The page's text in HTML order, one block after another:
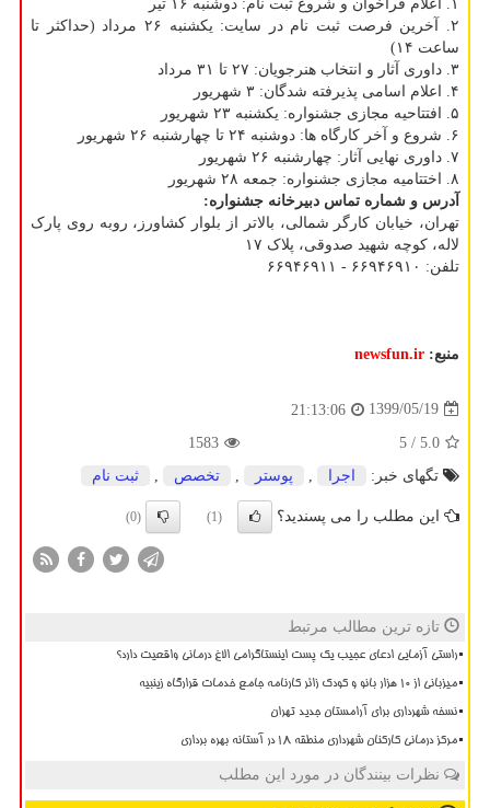
۱. اعلام فراخوان و شروع ثبت نام: دوشنبه ۱۶ تیر
۲. آخرین فرصت ثبت نام در سایت: یکشنبه ۲۶ مرداد (حداکثر تا
ساعت ۱۴)
۳. داوری آثار و انتخاب هنرجویان: ۲۷ تا ۳۱ مرداد
۴. اعلام اسامی پذیرفته شدگان: ۳ شهریور
۵. افتتاحیه مجازی جشنواره: یکشنبه ۲۳ شهریور
۶. شروع و آخر کارگاه ها: دوشنبه ۲۴ تا چهارشنبه ۲۶ شهریور
۷. داوری نهایی آثار: چهارشنبه ۲۶ شهریور
۸. اختتامیه مجازی جشنواره: جمعه ۲۸ شهریور
آدرس و شماره تماس دبیرخانه جشنواره:
تهران، خیابان کارگر شمالی، بالاتر از بلوار کشاورز، روبه روی پارک
لاله، کوچه شهید صدوقی، پلاک ۱۷
تلفن: ۶۶۹۴۶۹۱۰ - ۶۶۹۴۶۹۱۱
منبع: newsfun.ir
1399/05/19
21:13:06
5.0
/ 5
1583
تگهای خبر:
اجرا پوستر تخصص ثبت نام
این مطلب را می پسندید؟ (1)
(0)
تازه ترین مطالب مرتبط
راستی آزمایی ادعای عجیب یک پست اینستاگرامی الاغ درمانی واقعیت دارد؟
میزبانی از ۱۰ هزار بانو و کودک زائر کارنامه جامع خدمات قرارگاه زینبیه
نسخه شهرداری برای آرامستان جدید تهران
مرکز درمانی کارکنان شهرداری منطقه ۱۸ در آستانه بهره برداری
نظرات بینندگان در مورد این مطلب